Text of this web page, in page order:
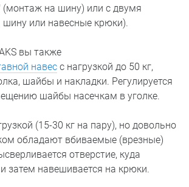
(монтаж на шину) или с двумя
или навесные крюки).
вы также
навес с нагрузкой до 50 кг,
шайбы и накладки. Регулируется
шайбы насечкам в уголке.
(15-30 кг на пару), но довольно
обладают вбиваемые (врезные)
отверстие, куда
затем навешивается на крюки.